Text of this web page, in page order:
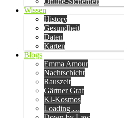
Wissen
History
Gesundheit
Daten
Karten
Blogs
Emma Amour
Nachtschicht
Rauszeit
Gärtner Graf
KI-Kosmos
Loading …